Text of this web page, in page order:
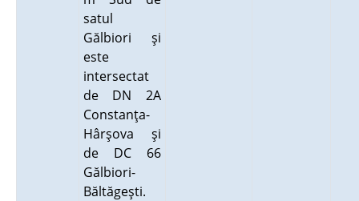
satul
Gălbiori şi
este
intersectat
de DN 2A
Constanţa-
Hârşova şi
de DC 66
Gălbiori-
Băltăgeşti.